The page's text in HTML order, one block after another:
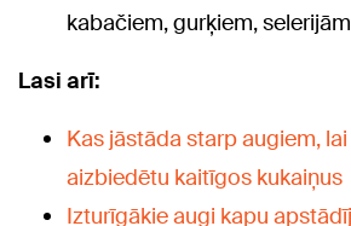
kabačiem, gurķiem,
Lasi arī:
Kas jāstāda starp augiem,
aizbiedētu kaitīgos kukaiņus
Izturīgākie augi kapu